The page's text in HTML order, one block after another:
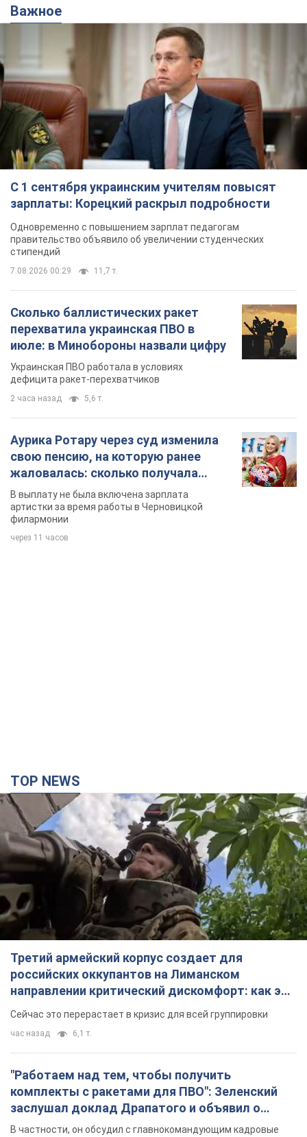
Важное
С 1 сентября украинским учителям повысят
зарплаты: Корецкий раскрыл подробности
Одновременно с повышением зарплат педагогам
правительство объявило об увеличении студенческих
стипендий
7.08.2026 00:29 11,7 т.
Сколько баллистических ракет
перехватила украинская ПВО в
июле: в Минобороны назвали цифру
Украинская ПВО работала в условиях
дефицита ракет-перехватчиков
2 часа назад 5,6 т.
Аурика Ротару через суд изменила
свою пенсию, на которую ранее
жаловалась: сколько получала
певица
В выплату не была включена зарплата
артистки за время работы в Черновицкой
филармонии
через 11 часов
TOP NEWS
Третий армейский корпус создает для
российских оккупантов на Лиманском
направлении критический дискомфорт: как это
удалось
Сейчас это перерастает в кризис для всей группировки
час назад 6,1 т.
"Работаем над тем, чтобы получить
комплекты с ракетами для ПВО": Зеленский
заслушал доклад Драпатого и объявил о
новых мерах
В частности, он обсудил с главнокомандующим кадровые